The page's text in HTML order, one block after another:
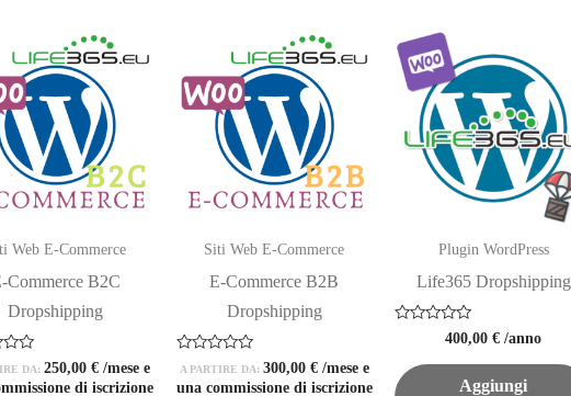
Web E-Commerce
Commerce B2C
Dropshipping
DA:250,00€ /mese e
di iscrizione
Siti Web E-Commerce
E-Commerce B2B
Dropshipping
Valutato
0
su
A PARTIRE DA: 300,00 € /mese e
una commissione di iscrizione
Plugin WordPress
Life365 Dropshipping
su
5
400,00€ /anno
Aggiungi